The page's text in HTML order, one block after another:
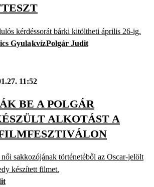
kérdéssorát bárki kitöltheti április 26-ig.
GyulakvízPolgár Judit
11:52
BE A POLGÁR
ALKOTÁST A
sakkozójának történetéből az Oscar-jelölt
készített filmet.